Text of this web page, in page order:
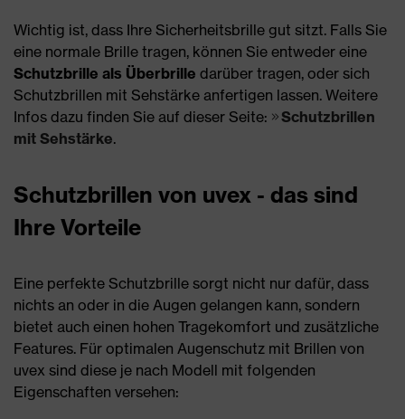
Wichtig ist, dass Ihre Sicherheitsbrille gut sitzt. Falls Sie
eine normale Brille tragen, können Sie entweder eine
Schutzbrille als Überbrille darüber tragen, oder sich
Schutzbrillen mit Sehstärke anfertigen lassen. Weitere
Infos dazu finden Sie auf dieser Seite:
Schutzbrillen
mit Sehstärke.
Schutzbrillen von uvex - das sind
Ihre Vorteile
Eine perfekte Schutzbrille sorgt nicht nur dafür, dass
nichts an oder in die Augen gelangen kann, sondern
bietet auch einen hohen Tragekomfort und zusätzliche
Features. Für optimalen Augenschutz mit Brillen von
uvex sind diese je nach Modell mit folgenden
Eigenschaften versehen: